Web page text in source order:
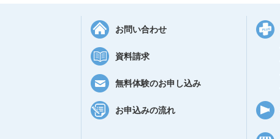
お問い合わせ
資料請求
無料体験のお申し込み
お申込みの流れ